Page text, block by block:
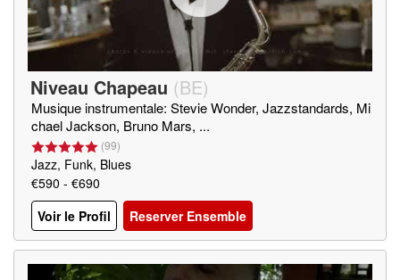
Niveau Chapeau (BE)
Musique instrumentale: Stevie Wonder, Jazzstandards, Mi
chael Jackson, Bruno Mars, ...
(99)
Jazz, Funk, Blues
€590 - €690
Voir le Profil
Reserver Ensemble